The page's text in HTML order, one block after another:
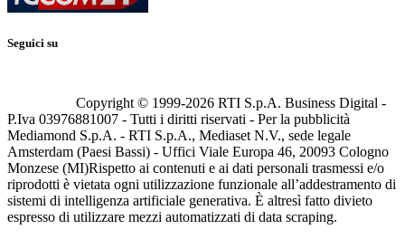
Seguici su
Copyright © 1999-2026 RTI S.p.A. Business Digital -
P.Iva 03976881007 - Tutti i diritti riservati - Per la pubblicità
Mediamond S.p.A. - RTI S.p.A., Mediaset N.V., sede legale
Amsterdam (Paesi Bassi) - Uffici Viale Europa 46, 20093 Cologno
Monzese (MI)Rispetto ai contenuti e ai dati personali trasmessi e/o
riprodotti è vietata ogni utilizzazione funzionale all’addestramento di
sistemi di intelligenza artificiale generativa. È altresì fatto divieto
espresso di utilizzare mezzi automatizzati di data scraping.